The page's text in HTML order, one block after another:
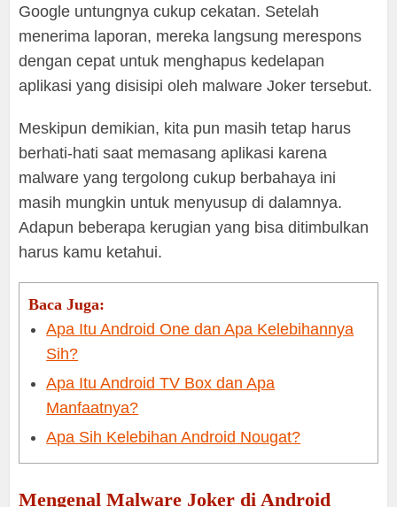
Google untungnya cukup cekatan. Setelah
menerima laporan, mereka langsung merespons
dengan cepat untuk menghapus kedelapan
aplikasi yang disisipi oleh malware Joker tersebut.
Meskipun demikian, kita pun masih tetap harus
berhati-hati saat memasang aplikasi karena
malware yang tergolong cukup berbahaya ini
masih mungkin untuk menyusup di dalamnya.
Adapun beberapa kerugian yang bisa ditimbulkan
harus kamu ketahui.
Baca Juga:
Apa Itu Android One dan Apa Kelebihannya
Sih?
Apa Itu Android TV Box dan Apa
Manfaatnya?
Apa Sih Kelebihan Android Nougat?
Mengenal Malware Joker di Android